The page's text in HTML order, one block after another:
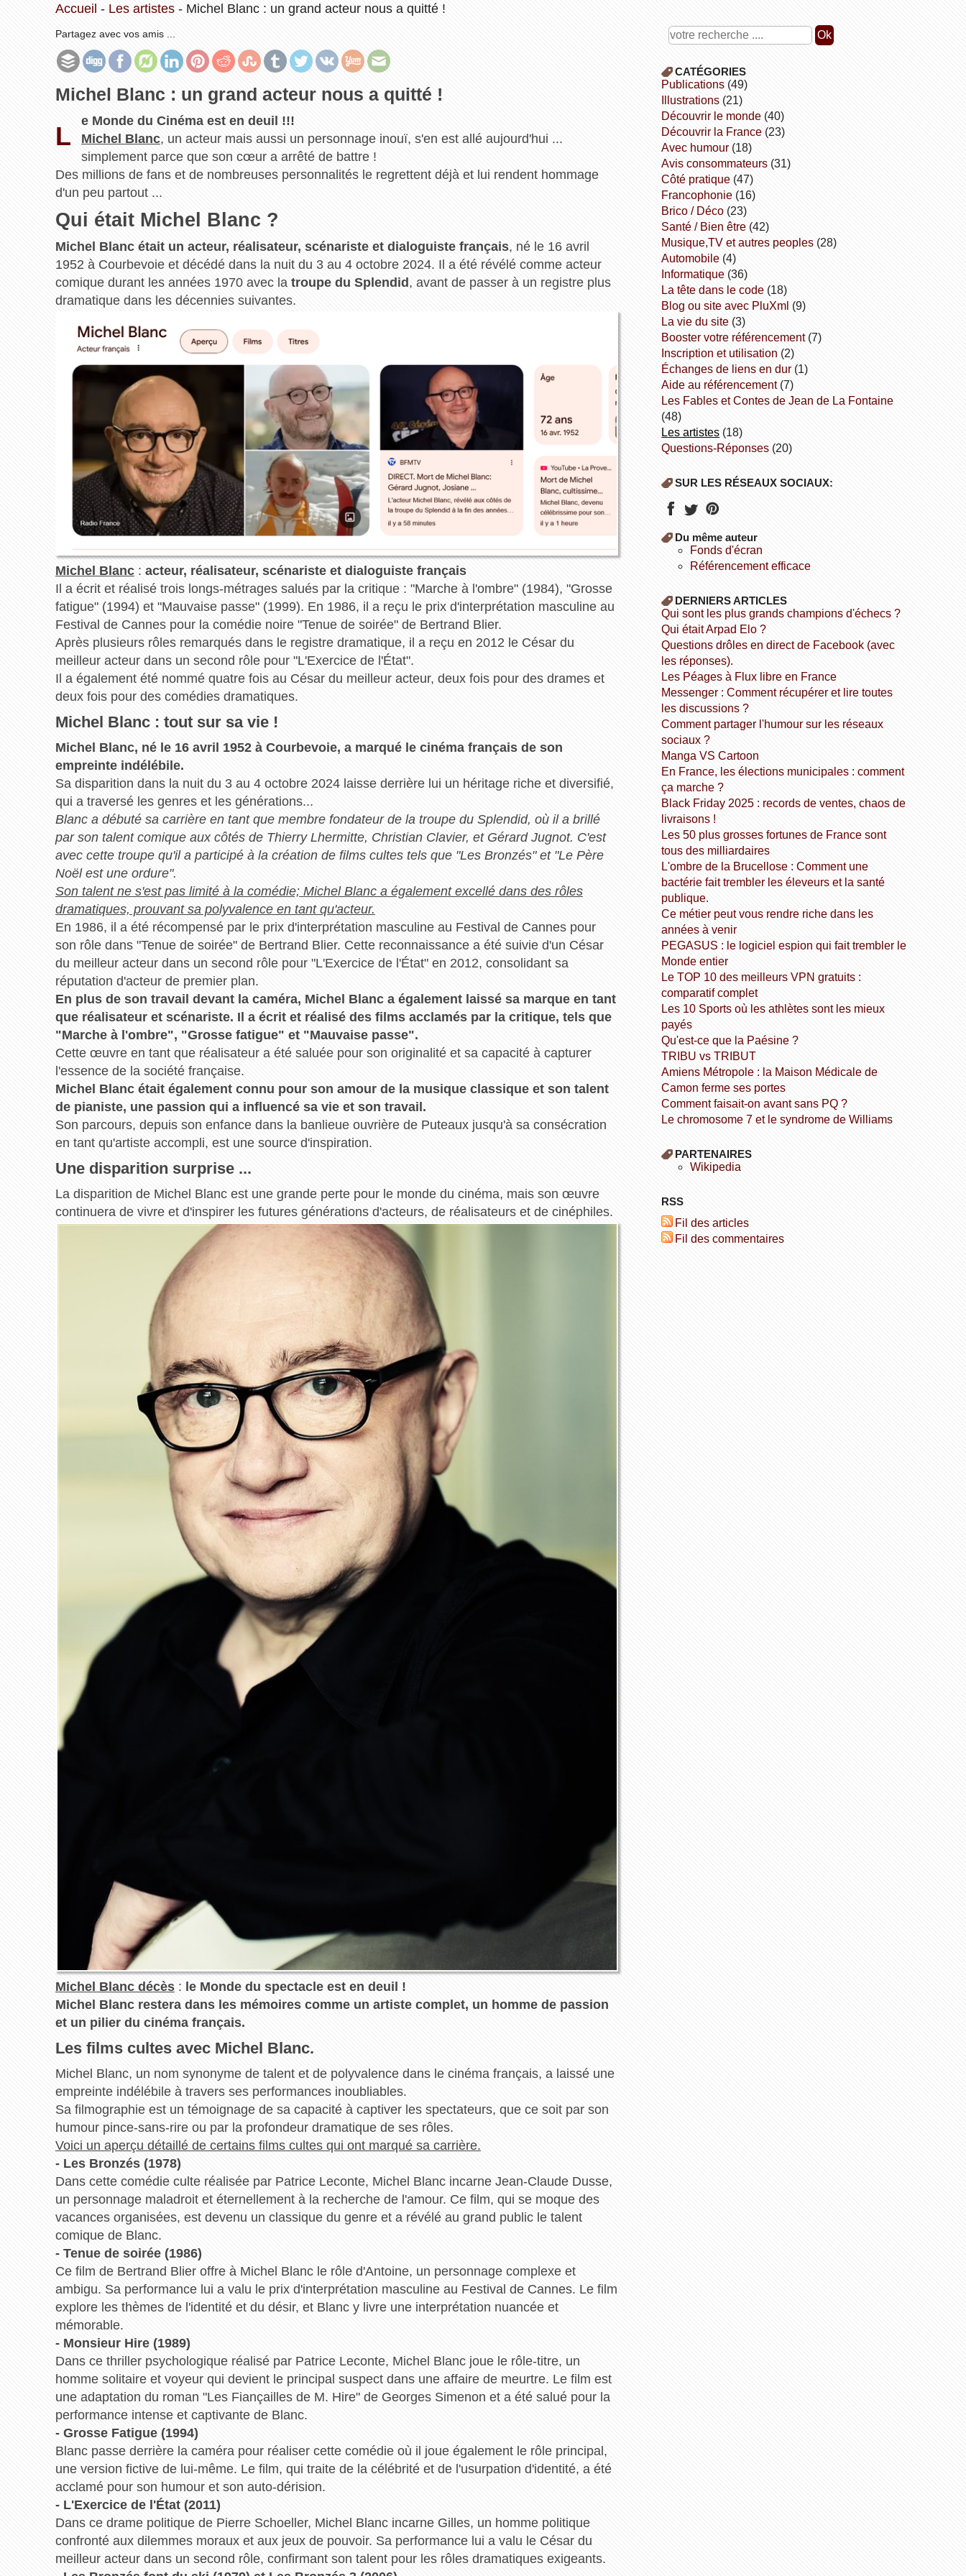
Accueil - Les artistes- Michel Blanc : un grand acteur nous a quitté !
Partagez avec vos amis ...
Michel Blanc : un grand acteur nous a quitté !
L
e Monde du Cinéma est en deuil !!!
Michel Blanc, un acteur mais aussi un personnage inouï, s'en est allé aujourd'hui ...
simplement parce que son cœur a arrêté de battre !
Des millions de fans et de nombreuses personnalités le regrettent déjà et lui rendent hommage
d'un peu partout ...
Qui était Michel Blanc ?
Michel Blanc était un acteur, réalisateur, scénariste et dialoguiste français, né le 16 avril
1952 à Courbevoie et décédé dans la nuit du 3 au 4 octobre 2024. Il a été révélé comme acteur
comique durant les années 1970 avec la troupe du Splendid, avant de passer à un registre plus
dramatique dans les décennies suivantes.
Michel Blanc: acteur, réalisateur, scénariste et dialoguiste français
Il a écrit et réalisé trois longs-métrages salués par la critique : "Marche à l'ombre" (1984), "Grosse
fatigue" (1994) et "Mauvaise passe" (1999). En 1986, il a reçu le prix d'interprétation masculine au
Festival de Cannes pour la comédie noire "Tenue de soirée" de Bertrand Blier.
Après plusieurs rôles remarqués dans le registre dramatique, il a reçu en 2012 le César du
meilleur acteur dans un second rôle pour "L'Exercice de l'État".
Il a également été nommé quatre fois au César du meilleur acteur, deux fois pour des drames et
deux fois pour des comédies dramatiques.
Michel Blanc : tout sur sa vie !
Michel Blanc, né le 16 avril 1952 à Courbevoie, a marqué le cinéma français de son
empreinte indélébile.
Sa disparition dans la nuit du 3 au 4 octobre 2024 laisse derrière lui un héritage riche et diversifié,
qui a traversé les genres et les générations...
Blanc a débuté sa carrière en tant que membre fondateur de la troupe du Splendid, où il a brillé
par son talent comique aux côtés de Thierry Lhermitte, Christian Clavier, et Gérard Jugnot. C'est
avec cette troupe qu'il a participé à la création de films cultes tels que "Les Bronzés" et "Le Père
Noël est une ordure".
Son talent ne s'est pas limité à la comédie; Michel Blanc a également excellé dans des rôles
dramatiques, prouvant sa polyvalence en tant qu'acteur.
En 1986, il a été récompensé par le prix d'interprétation masculine au Festival de Cannes pour
son rôle dans "Tenue de soirée" de Bertrand Blier. Cette reconnaissance a été suivie d'un César
du meilleur acteur dans un second rôle pour "L'Exercice de l'État" en 2012, consolidant sa
réputation d'acteur de premier plan.
En plus de son travail devant la caméra, Michel Blanc a également laissé sa marque en tant
que réalisateur et scénariste. Il a écrit et réalisé des films acclamés par la critique, tels que
"Marche à l'ombre", "Grosse fatigue" et "Mauvaise passe".
Cette œuvre en tant que réalisateur a été saluée pour son originalité et sa capacité à capturer
l'essence de la société française.
Michel Blanc était également connu pour son amour de la musique classique et son talent
de pianiste, une passion qui a influencé sa vie et son travail.
Son parcours, depuis son enfance dans la banlieue ouvrière de Puteaux jusqu'à sa consécration
en tant qu'artiste accompli, est une source d'inspiration.
Une disparition surprise ...
La disparition de Michel Blanc est une grande perte pour le monde du cinéma, mais son œuvre
continuera de vivre et d'inspirer les futures générations d'acteurs, de réalisateurs et de cinéphiles.
Michel Blanc décès: le Monde du spectacle est en deuil !
Michel Blanc restera dans les mémoires comme un artiste complet, un homme de passion
et un pilier du cinéma français.
Les films cultes avec Michel Blanc.
Michel Blanc, un nom synonyme de talent et de polyvalence dans le cinéma français, a laissé une
empreinte indélébile à travers ses performances inoubliables.
Sa filmographie est un témoignage de sa capacité à captiver les spectateurs, que ce soit par son
humour pince-sans-rire ou par la profondeur dramatique de ses rôles.
Voici un aperçu détaillé de certains films cultes qui ont marqué sa carrière.
- Les Bronzés (1978)
Dans cette comédie culte réalisée par Patrice Leconte, Michel Blanc incarne Jean-Claude Dusse,
un personnage maladroit et éternellement à la recherche de l'amour. Ce film, qui se moque des
vacances organisées, est devenu un classique du genre et a révélé au grand public le talent
comique de Blanc.
- Tenue de soirée (1986)
Ce film de Bertrand Blier offre à Michel Blanc le rôle d'Antoine, un personnage complexe et
ambigu. Sa performance lui a valu le prix d'interprétation masculine au Festival de Cannes. Le film
explore les thèmes de l'identité et du désir, et Blanc y livre une interprétation nuancée et
mémorable.
- Monsieur Hire (1989)
Dans ce thriller psychologique réalisé par Patrice Leconte, Michel Blanc joue le rôle-titre, un
homme solitaire et voyeur qui devient le principal suspect dans une affaire de meurtre. Le film est
une adaptation du roman "Les Fiançailles de M. Hire" de Georges Simenon et a été salué pour la
performance intense et captivante de Blanc.
- Grosse Fatigue (1994)
Blanc passe derrière la caméra pour réaliser cette comédie où il joue également le rôle principal,
une version fictive de lui-même. Le film, qui traite de la célébrité et de l'usurpation d'identité, a été
acclamé pour son humour et son auto-dérision.
- L'Exercice de l'État (2011)
Dans ce drame politique de Pierre Schoeller, Michel Blanc incarne Gilles, un homme politique
confronté aux dilemmes moraux et aux jeux de pouvoir. Sa performance lui a valu le César du
meilleur acteur dans un second rôle, confirmant son talent pour les rôles dramatiques exigeants.
CATÉGORIES
publications (49)
illustrations (21)
découvrir le monde (40)
découvrir la France (23)
avec humour (18)
avis consommateurs (31)
côté pratique (47)
Francophonie (16)
Brico / Déco (23)
Santé / Bien être (42)
Musique,TV et autres peoples (28)
Automobile (4)
informatique (36)
la tête dans le code (18)
Blog ou site avec PluXml (9)
la vie du site (3)
booster votre référencement(7)
inscription et utilisation (2)
échanges de liens en dur (1)
aide au référencement(7)
Les Fables et Contes de Jean de La Fontaine
(48)
Les artistes (18)
Questions-Réponses (20)
SUR LES RÉSEAUX SOCIAUX:
Du même auteur
fonds d'écran
référencement efficace
DERNIERS ARTICLES
Qui sont les plus grands champions d'échecs ?
Qui était Arpad Elo ?
Questions drôles en direct de Facebook (avec
les réponses).
Les Péages à Flux libre en France
Messenger : Comment récupérer et lire toutes
les discussions ?
Comment partager l'humour sur les réseaux
sociaux ?
Manga VS Cartoon
En France, les élections municipales : comment
ça marche ?
Black Friday 2025 : records de ventes, chaos de
livraisons !
Les 50 plus grosses fortunes de France sont
tous des milliardaires
L'ombre de la Brucellose : Comment une
bactérie fait trembler les éleveurs et la santé
publique.
Ce métier peut vous rendre riche dans les
années à venir
PEGASUS : le logiciel espion qui fait trembler le
Monde entier
Le TOP 10 des meilleurs VPN gratuits :
comparatif complet
Les 10 Sports où les athlètes sont les mieux
payés
Qu'est-ce que la Paésine ?
TRIBU vs TRIBUT
Amiens Métropole : la Maison Médicale de
Camon ferme ses portes
Comment faisait-on avant sans PQ ?
Le chromosome 7 et le syndrome de Williams
PARTENAIRES
wikipedia
RSS
Fil des articles
Fil des commentaires